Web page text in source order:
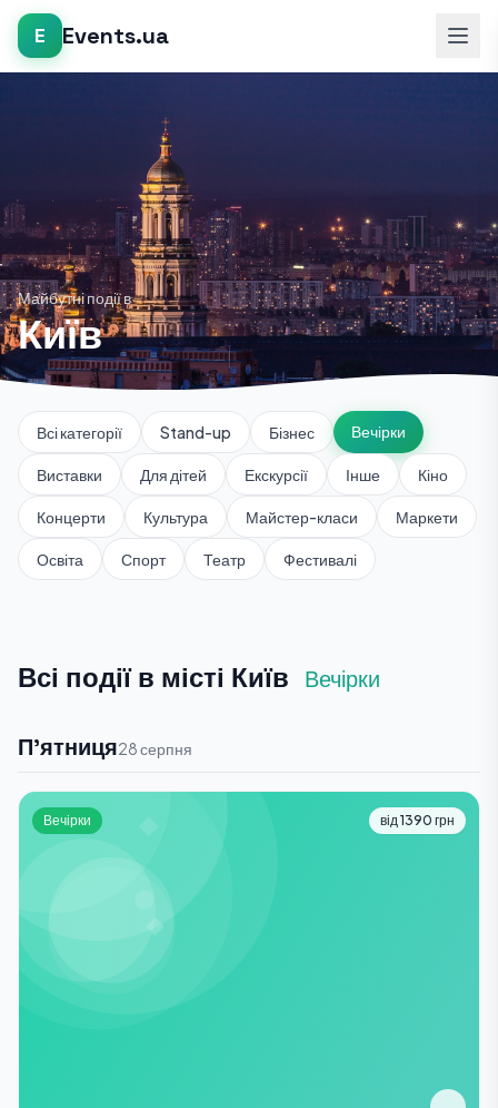
E Events.ua
Майбутні події в
Київ
Всі категорії Stand-up Бізнес Вечірки
Виставки Для дітей Екскурсії Інше Кіно
Концерти Культура Майстер-класи Маркети
Освіта Спорт Театр Фестивалі
Всі події в місті Київ Вечірки
П'ятниця28 серпня
Вечірки від 1390 грн